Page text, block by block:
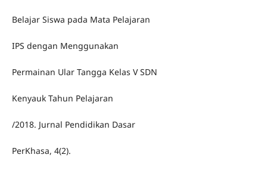
Belajar Siswa pada Mata Pelajaran
IPS dengan Menggunakan
Permainan Ular Tangga Kelas V SDN
Kenyauk Tahun Pelajaran
/2018. Jurnal Pendidikan Dasar
PerKhasa, 4(2).